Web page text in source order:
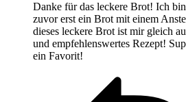
Danke für das leckere Brot! Ich
zuvor erst ein Brot mit einem
dieses leckere Brot ist mir gleich
und empfehlenswertes Rezept!
ein Favorit!